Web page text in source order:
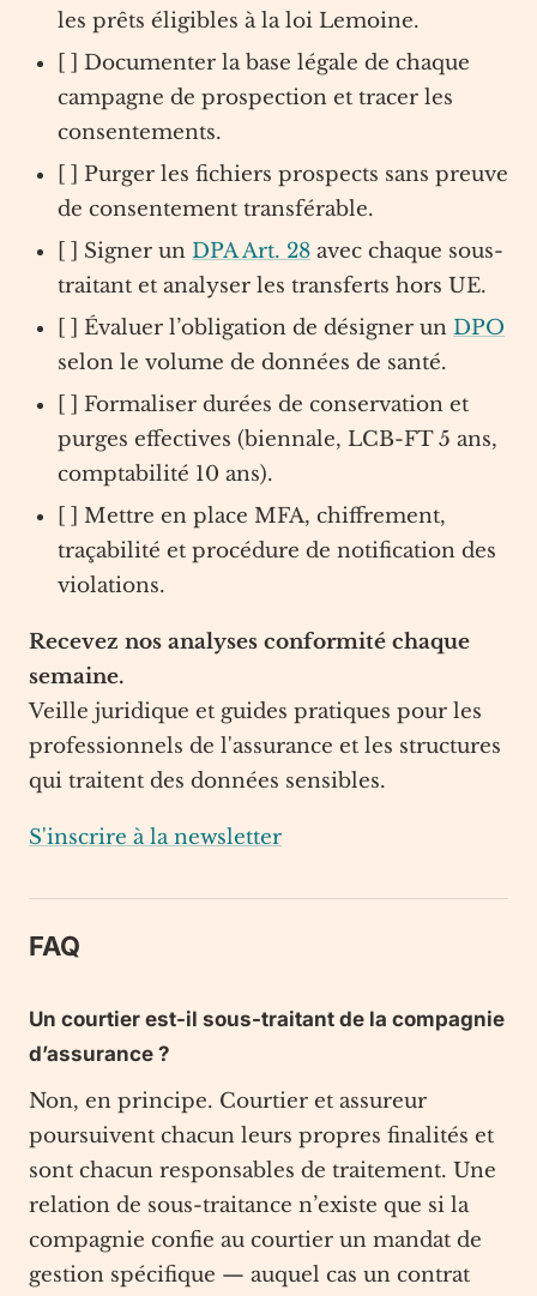
les prêts éligibles à la loi Lemoine.
[ ] Documenter la base légale de chaque
campagne de prospection et tracer les
consentements.
[ ] Purger les fichiers prospects sans preuve
de consentement transférable.
[ ] Signer un DPA Art. 28 avec chaque sous-
traitant et analyser les transferts hors UE.
[ ] Évaluer l’obligation de désigner un DPO
selon le volume de données de santé.
[ ] Formaliser durées de conservation et
purges effectives (biennale, LCB-FT 5 ans,
comptabilité 10 ans).
[ ] Mettre en place MFA, chiffrement,
traçabilité et procédure de notification des
violations.
Recevez nos analyses conformité chaque
semaine.
Veille juridique et guides pratiques pour les
professionnels de l'assurance et les structures
qui traitent des données sensibles.
S'inscrire à la newsletter
FAQ
Un courtier est-il sous-traitant de la compagnie
d’assurance ?
Non, en principe. Courtier et assureur
poursuivent chacun leurs propres finalités et
sont chacun responsables de traitement. Une
relation de sous-traitance n’existe que si la
compagnie confie au courtier un mandat de
gestion spécifique — auquel cas un contrat